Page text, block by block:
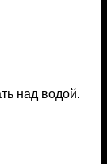
над водой.